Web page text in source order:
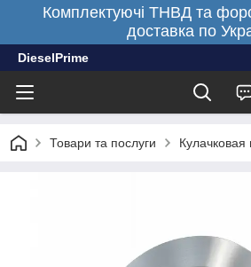
Комплектуючі ТНВД та
доставка по
DieselPrime
Товари та послуги